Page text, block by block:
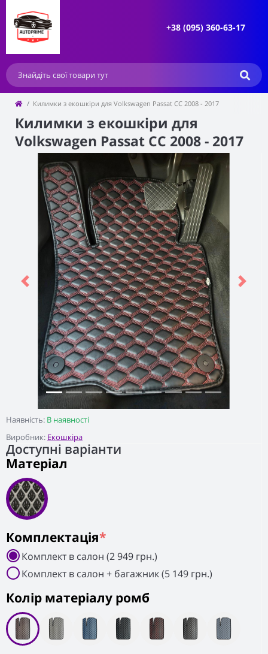
+38 (095) 360-63-17
Килимки з екошкіри для Volkswagen Passat CC 2008 - 2017
Килимки з екошкіри для
Volkswagen Passat CC 2008 - 2017
Наявність: В наявності
Виробник: Екошкіра
Previous Next
Доступні варіанти
Матеріал
Колiр матеріалу ромб
Комплектація*
Комплект в салон (2 949 грн.)
Комплект в салон + багажник (5 149 грн.)